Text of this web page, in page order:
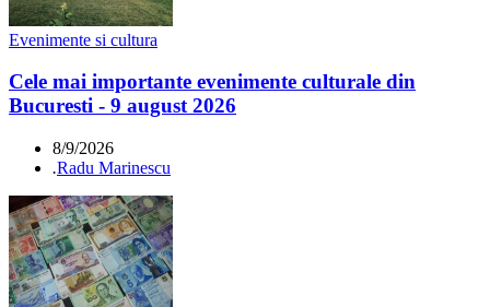
Evenimente si cultura
Cele mai importante evenimente culturale din
Bucuresti - 9 august 2026
8/9/2026
.Radu Marinescu